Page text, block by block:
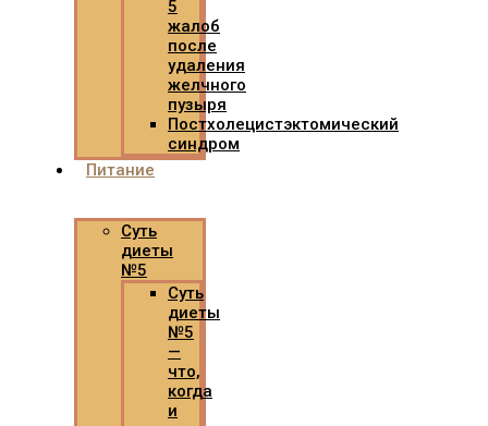
5
жалоб
после
удаления
желчного
пузыря
Постхолецистэктомический
синдром
Питание
Суть
диеты
№5
Суть
диеты
№5
—
что,
когда
и